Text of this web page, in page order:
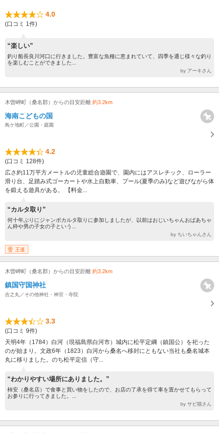
4.0
(口コミ 1件)
“楽しい”
釣り船長良川河口に行きました。豊富な魚種に恵まれていて、四季を通じ様々な釣り
を楽しむことができました...
by アーキさん
木曽岬町（桑名郡）からの目安距離 約3.2km
海南こどもの国
鳥ケ地町／公園・庭園
4.2
(口コミ 128件)
広さ約11万平方メートルの児童総合遊園で、園内にはアスレチック、ローラー
滑り台、足踏み式ゴーカートや水上自動車、プール(夏季のみ)など遊びながら体
を鍛える遊具がある。 【料金...
“カルタ取り”
何十年ぶりにジャンボカルタ取りに参加しましたが、以前はおじいちゃんおばあちゃ
ん枠や男の子女の子という...
by ちいちゃんさん
王道
木曽岬町（桑名郡）からの目安距離 約3.2km
鎮国守国神社
吉之丸／その他神社・神宮・寺院
3.3
(口コミ 9件)
天明4年（1784）白河（現福島県白河市）城内に松平定綱（鎮国公）を祀った
のが始まり。文政6年（1823）白河から桑名へ移封にともない当社も桑名城本
丸に移りました。のち松平定信（守...
“わかりやすい場所にありました。”
柿安（桑名店）で食事と買い物をしたので、お店の了承を得て車を置かせてもらって
お参りに行ってきました。...
by サビ猫さん